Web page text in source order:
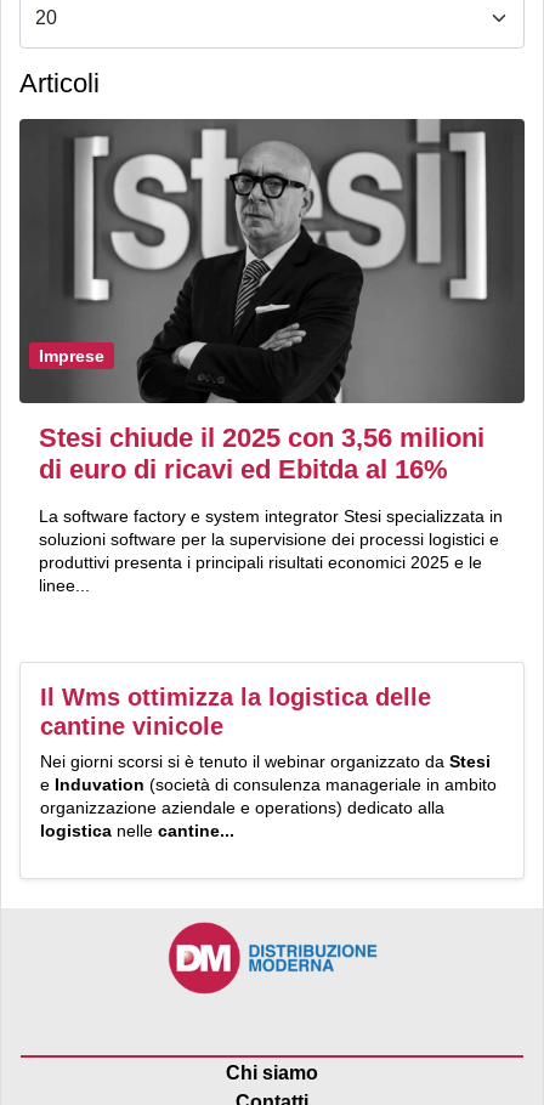
Articoli
Imprese
Stesi chiude il 2025 con 3,56 milioni
di euro di ricavi ed Ebitda al 16%
La software factory e system integrator Stesi specializzata in
soluzioni software per la supervisione dei processi logistici e
produttivi presenta i principali risultati economici 2025 e le
linee...
Il Wms ottimizza la logistica delle
cantine vinicole
Nei giorni scorsi si è tenuto il webinar organizzato da Stesi
e Induvation (società di consulenza manageriale in ambito
organizzazione aziendale e operations) dedicato alla
logistica nelle cantine...
Chi siamo